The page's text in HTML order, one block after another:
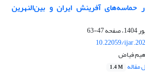
حماسه‌های آفرینش ایران و بین‌النهرین
47-63
10.22059/
فیاض
مقاله 1.4 M